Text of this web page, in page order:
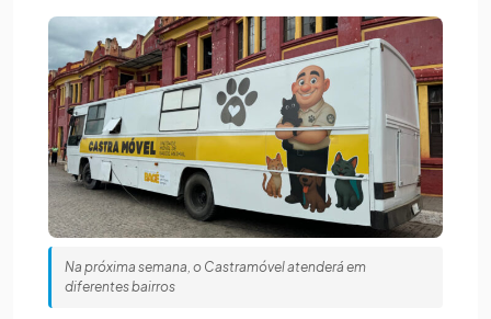
Na próxima semana, o Castramóvel atenderá em
diferentes bairros